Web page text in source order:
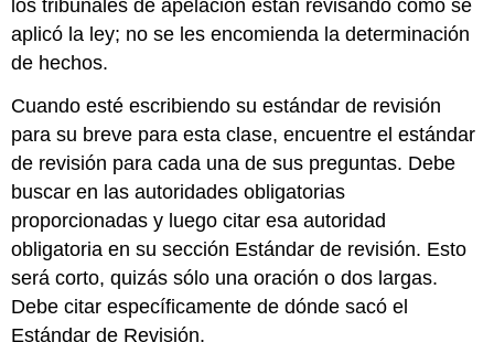
los tribunales de apelación están revisando cómo se
aplicó la ley; no se les encomienda la determinación
de hechos.
Cuando esté escribiendo su estándar de revisión
para su breve para esta clase, encuentre el estándar
de revisión para cada una de sus preguntas. Debe
buscar en las autoridades obligatorias
proporcionadas y luego citar esa autoridad
obligatoria en su sección Estándar de revisión. Esto
será corto, quizás sólo una oración o dos largas.
Debe citar específicamente de dónde sacó el
Estándar de Revisión.